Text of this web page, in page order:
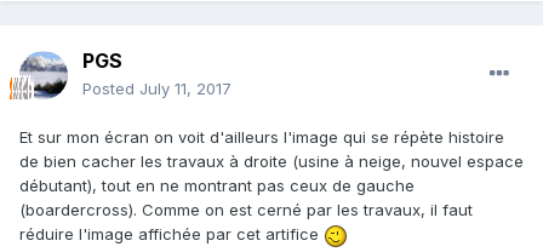
PGS
Posted July 11, 2017
Et sur mon écran on voit d'ailleurs l'image qui se répète histoire
de bien cacher les travaux à droite (usine à neige, nouvel espace
débutant), tout en ne montrant pas ceux de gauche
(boardercross). Comme on est cerné par les travaux, il faut
réduire l'image affichée par cet artifice